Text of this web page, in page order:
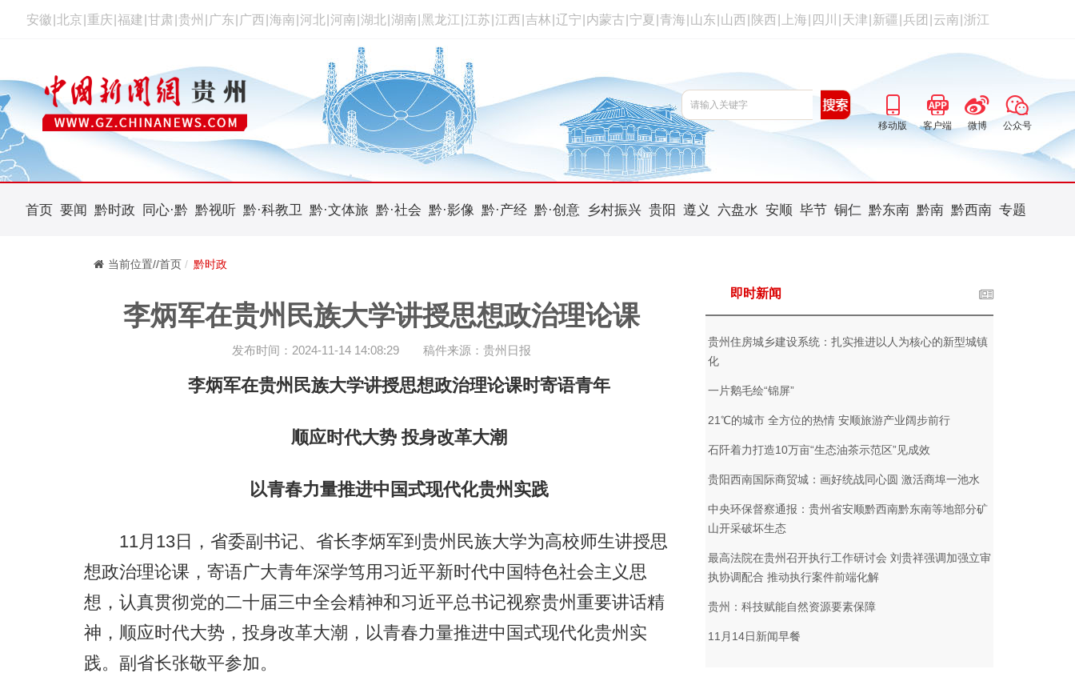
安徽 北京 重庆 福建 甘肃 贵州 广东 广西 海南 河北 河南 湖北 湖南 黑龙江 江苏 江西 吉林 辽宁 内蒙古 宁夏 青海 山东 山西 陕西 上海 四川 天津 新疆 兵团 云南 浙江
移动版 客户端 微博 公众号
首页 要闻 黔时政 同心·黔 黔视听 黔·科教卫 黔·文体旅 黔·社会 黔·影像 黔·产经 黔·创意 乡村振兴 贵阳 遵义 六盘水 安顺 毕节 铜仁 黔东南 黔南 黔西南 专题
当前位置//首页 黔时政
李炳军在贵州民族大学讲授思想政治理论课
发布时间：2024-11-14 14:08:29 稿件来源：贵州日报
李炳军在贵州民族大学讲授思想政治理论课时寄语青年
顺应时代大势 投身改革大潮
以青春力量推进中国式现代化贵州实践
11月13日，省委副书记、省长李炳军到贵州民族大学为高校师生讲授思
想政治理论课，寄语广大青年深学笃用习近平新时代中国特色社会主义思
想，认真贯彻党的二十届三中全会精神和习近平总书记视察贵州重要讲话精
神，顺应时代大势，投身改革大潮，以青春力量推进中国式现代化贵州实
践。副省长张敬平参加。
即时新闻
贵州住房城乡建设系统：扎实推进以人为核心的新型城镇
化
一片鹅毛绘“锦屏”
21℃的城市 全方位的热情 安顺旅游产业阔步前行
石阡着力打造10万亩“生态油茶示范区”见成效
贵阳西南国际商贸城：画好统战同心圆 激活商埠一池水
中央环保督察通报：贵州省安顺黔西南黔东南等地部分矿
山开采破坏生态
最高法院在贵州召开执行工作研讨会 刘贵祥强调加强立审
执协调配合 推动执行案件前端化解
贵州：科技赋能自然资源要素保障
11月14日新闻早餐